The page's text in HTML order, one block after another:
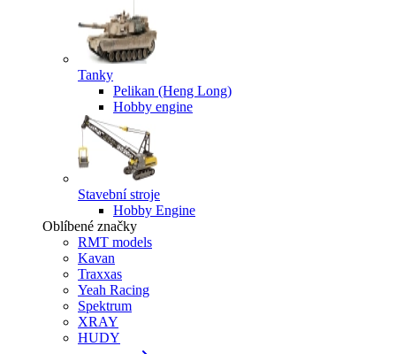
Tanky
Pelikan (Heng Long)
Hobby engine
Stavební stroje
Hobby Engine
Oblíbené značky
RMT models
Kavan
Traxxas
Yeah Racing
Spektrum
XRAY
HUDY